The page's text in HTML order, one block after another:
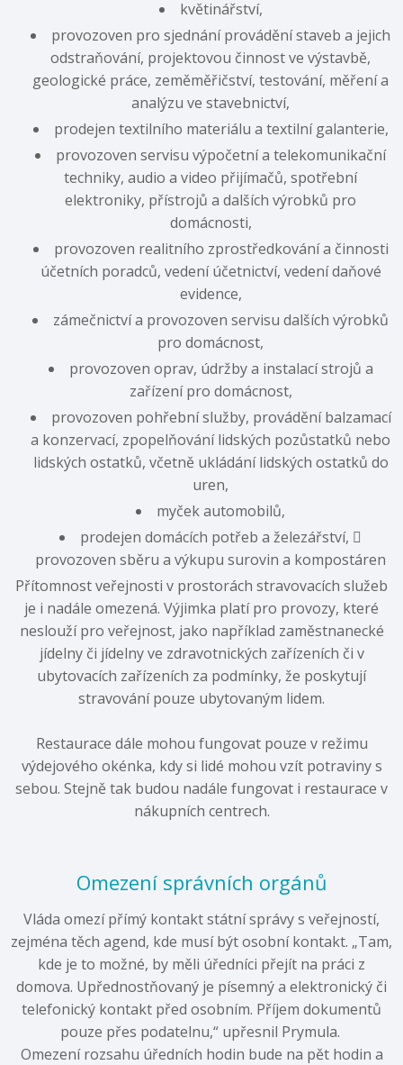
květinářství,
provozoven pro sjednání provádění staveb a jejich
odstraňování, projektovou činnost ve výstavbě,
geologické práce, zeměměřičství, testování, měření a
analýzu ve stavebnictví,
prodejen textilního materiálu a textilní galanterie,
provozoven servisu výpočetní a telekomunikační
techniky, audio a video přijímačů, spotřební
elektroniky, přístrojů a dalších výrobků pro
domácnosti,
provozoven realitního zprostředkování a činnosti
účetních poradců, vedení účetnictví, vedení daňové
evidence,
zámečnictví a provozoven servisu dalších výrobků
pro domácnost,
provozoven oprav, údržby a instalací strojů a
zařízení pro domácnost,
provozoven pohřební služby, provádění balzamací
a konzervací, zpopelňování lidských pozůstatků nebo
lidských ostatků, včetně ukládání lidských ostatků do
uren,
myček automobilů,
prodejen domácích potřeb a železářství, 
provozoven sběru a výkupu surovin a kompostáren
Přítomnost veřejnosti v prostorách stravovacích služeb
je i nadále omezená. Výjimka platí pro provozy, které
neslouží pro veřejnost, jako například zaměstnanecké
jídelny či jídelny ve zdravotnických zařízeních či v
ubytovacích zařízeních za podmínky, že poskytují
stravování pouze ubytovaným lidem.
Restaurace dále mohou fungovat pouze v režimu
výdejového okénka, kdy si lidé mohou vzít potraviny s
sebou. Stejně tak budou nadále fungovat i restaurace v
nákupních centrech.
Omezení správních orgánů
Vláda omezí přímý kontakt státní správy s veřejností,
zejména těch agend, kde musí být osobní kontakt. „Tam,
kde je to možné, by měli úředníci přejít na práci z
domova. Upřednostňovaný je písemný a elektronický či
telefonický kontakt před osobním. Příjem dokumentů
pouze přes podatelnu,“ upřesnil Prymula.
Omezení rozsahu úředních hodin bude na pět hodin a